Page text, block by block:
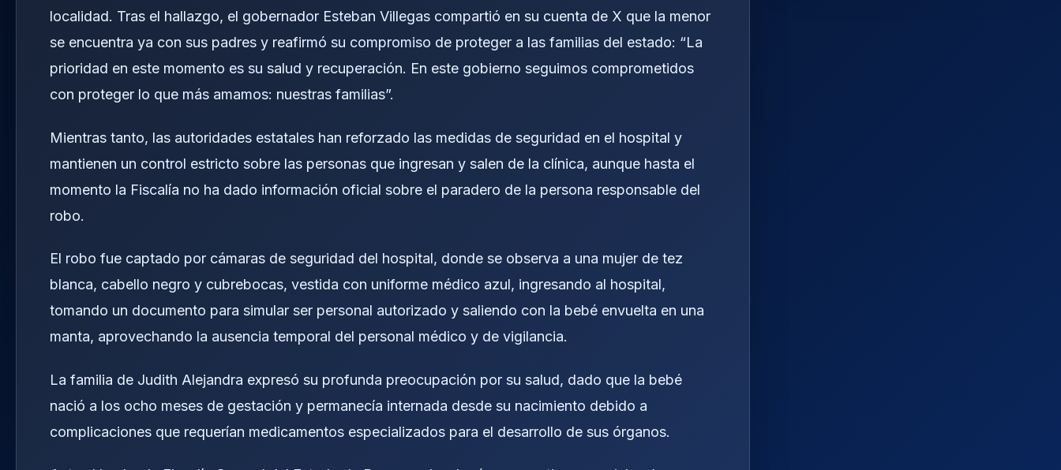
localidad. Tras el hallazgo, el gobernador Esteban Villegas compartió en su cuenta de X que la menor
se encuentra ya con sus padres y reafirmó su compromiso de proteger a las familias del estado: “La
prioridad en este momento es su salud y recuperación. En este gobierno seguimos comprometidos
con proteger lo que más amamos: nuestras familias”.
Mientras tanto, las autoridades estatales han reforzado las medidas de seguridad en el hospital y
mantienen un control estricto sobre las personas que ingresan y salen de la clínica, aunque hasta el
momento la Fiscalía no ha dado información oficial sobre el paradero de la persona responsable del
robo.
El robo fue captado por cámaras de seguridad del hospital, donde se observa a una mujer de tez
blanca, cabello negro y cubrebocas, vestida con uniforme médico azul, ingresando al hospital,
tomando un documento para simular ser personal autorizado y saliendo con la bebé envuelta en una
manta, aprovechando la ausencia temporal del personal médico y de vigilancia.
La familia de Judith Alejandra expresó su profunda preocupación por su salud, dado que la bebé
nació a los ocho meses de gestación y permanecía internada desde su nacimiento debido a
complicaciones que requerían medicamentos especializados para el desarrollo de sus órganos.